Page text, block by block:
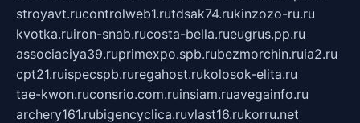
stroyavt.rucontrolweb1.rutdsak74.rukinzozo-ru.ru
kvotka.ruiron-snab.rucosta-bella.rueugrus.pp.ru
associaciya39.ruprimexpo.spb.rubezmorchin.ruia2.ru
cpt21.ruispecspb.ruregahost.rukolosok-elita.ru
tae-kwon.ruconsrio.com.ruinsiam.ruavegainfo.ru
archery161.rubigencyclica.ruvlast16.rukorru.net